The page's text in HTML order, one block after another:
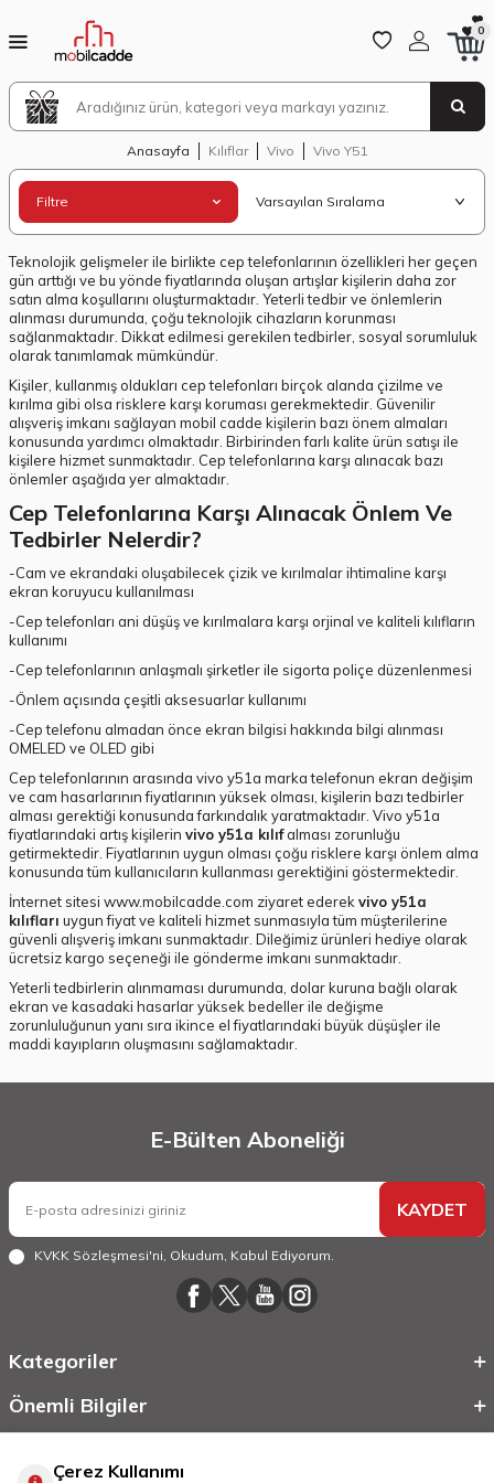
0
Anasayfa Kılıflar Vivo Vivo Y51
Filtre
Teknolojik gelişmeler ile birlikte cep telefonlarının özellikleri her geçen
gün arttığı ve bu yönde fiyatlarında oluşan artışlar kişilerin daha zor
satın alma koşullarını oluşturmaktadır. Yeterli tedbir ve önlemlerin
alınması durumunda, çoğu teknolojik cihazların korunması
sağlanmaktadır. Dikkat edilmesi gerekilen tedbirler, sosyal sorumluluk
olarak tanımlamak mümkündür.
Kişiler, kullanmış oldukları cep telefonları birçok alanda çizilme ve
kırılma gibi olsa risklere karşı koruması gerekmektedir. Güvenilir
alışveriş imkanı sağlayan mobil cadde kişilerin bazı önem almaları
konusunda yardımcı olmaktadır. Birbirinden farlı kalite ürün satışı ile
kişilere hizmet sunmaktadır. Cep telefonlarına karşı alınacak bazı
önlemler aşağıda yer almaktadır.
Cep Telefonlarına Karşı Alınacak Önlem Ve
Tedbirler Nelerdir?
-Cam ve ekrandaki oluşabilecek çizik ve kırılmalar ihtimaline karşı
ekran koruyucu kullanılması
-Cep telefonları ani düşüş ve kırılmalara karşı orjinal ve kaliteli kılıfların
kullanımı
-Cep telefonlarının anlaşmalı şirketler ile sigorta poliçe düzenlenmesi
-Önlem açısında çeşitli aksesuarlar kullanımı
-Cep telefonu almadan önce ekran bilgisi hakkında bilgi alınması
OMELED ve OLED gibi
Cep telefonlarının arasında vivo y51a marka telefonun ekran değişim
ve cam hasarlarının fiyatlarının yüksek olması, kişilerin bazı tedbirler
alması gerektiği konusunda farkındalık yaratmaktadır. Vivo y51a
fiyatlarındaki artış kişilerin vivo y51a kılıfalması zorunluğu
getirmektedir. Fiyatlarının uygun olması çoğu risklere karşı önlem alma
konusunda tüm kullanıcıların kullanması gerektiğini göstermektedir.
İnternet sitesi www.mobilcadde.com ziyaret ederekvivo y51a
kılıfları uygun fiyat ve kaliteli hizmet sunmasıyla tüm müşterilerine
güvenli alışveriş imkanı sunmaktadır. Dileğimiz ürünleri hediye olarak
ücretsiz kargo seçeneği ile gönderme imkanı sunmaktadır.
Yeterli tedbirlerin alınmaması durumunda, dolar kuruna bağlı olarak
ekran ve kasadaki hasarlar yüksek bedeller ile değişme
zorunluluğunun yanı sıra ikince el fiyatlarındaki büyük düşüşler ile
maddi kayıpların oluşmasını sağlamaktadır.
E-Bülten Aboneliği
KAYDET
KVKK Sözleşmesi'ni, Okudum, Kabul Ediyorum.
Kategoriler
Önemli Bilgiler
Çerez Kullanımı